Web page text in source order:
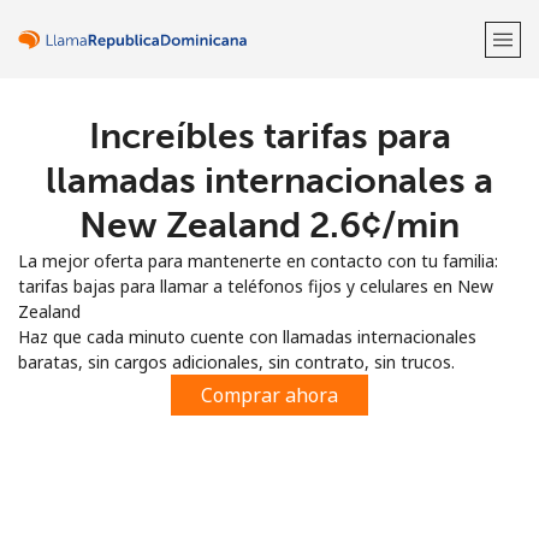
¡Bienvenido!
Regístrate con
o
Increíbles tarifas para
llamadas internacionales a
New Zealand ⁦2.6¢⁩/min
La mejor oferta para mantenerte en contacto con tu familia:
tarifas bajas para llamar a teléfonos fijos y celulares en New
Zealand
Haz que cada minuto cuente con llamadas internacionales
baratas, sin cargos adicionales, sin contrato, sin trucos.
Comprar ahora